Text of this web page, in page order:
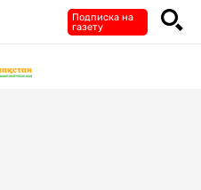
Подписка на
газету